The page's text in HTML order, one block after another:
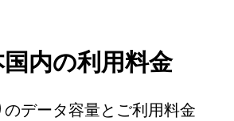
国内の利用料金
のデータ容量とご利用料金